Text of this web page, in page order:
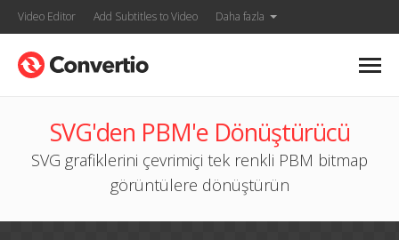
Video Editor Add Subtitles to Video Daha fazla
SVG'den PBM'e Dönüştürücü
SVG grafiklerini çevrimiçi tek renkli PBM bitmap
görüntülere dönüştürün